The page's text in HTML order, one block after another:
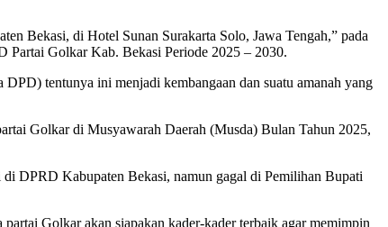
Bekasi, di Hotel Sunan Surakarta Solo, Jawa Tengah,” pada
Partai Golkar Kab. Bekasi Periode 2025 – 2030.
tentunya ini menjadi kembangaan dan suatu amanah yang
Golkar di Musyawarah Daerah (Musda) Bulan Tahun 2025,
DPRD Kabupaten Bekasi, namun gagal di Pemilihan Bupati
Golkar akan siapakan kader-kader terbaik agar memimpin